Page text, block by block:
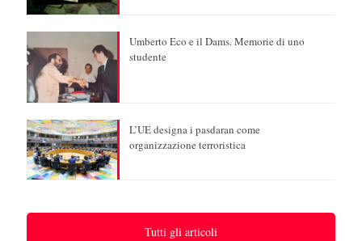
Umberto Eco e il Dams. Memorie di uno
studente
L’UE designa i pasdaran come
organizzazione terroristica
Tutti gli articoli